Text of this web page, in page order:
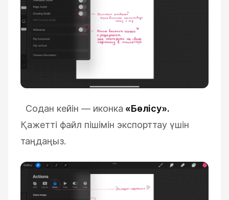
Содан кейін — иконка «Бөлісу».
Қажетті файл пішімін экспорттау үшін
таңдаңыз.